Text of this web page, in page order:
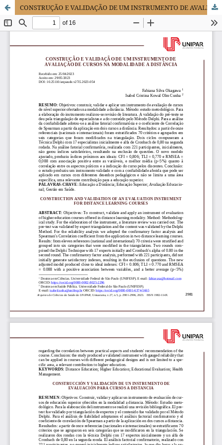
CONSTRUÇÃO E VALIDAÇÃO DE UM INSTRUMENTO DE AVALIAÇÃO DE CURSOS NA MODALIDADE A DISTÂNCIA